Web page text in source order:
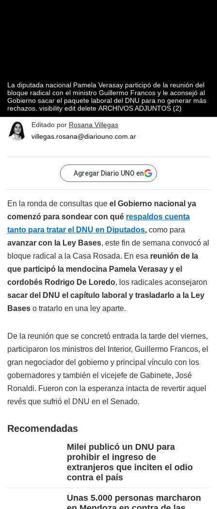
La diputada nacional Pamela Verasay participó de la reunión del
bloque radical con el ministro Guillermo Francos y le aconsejó al
Gobierno sacar el paquete laboral del DNU para no generar más
rechazos. visibility edit delete ARCHIVOS ADJUNTOS (2)
Editado por Rosana Villegas
villegas.rosana@diariouno.com.ar
Agregar Diario UNO en
En la ronda de consultas que el Gobierno nacional ya
comenzó para sondear con qué respaldos cuenta
tanto para tratar el DNU en Diputados, como para
avanzar con la Ley Bases, este fin de semana convocó al
bloque radical a la Casa Rosada. En esa reunión de la
que participó la mendocina Pamela Verasay y el
cordobés Rodrigo De Loredo, los radicales aconsejaron
sacar del DNU el capítulo laboral y trasladarlo a la Ley
Bases o tratarlo en una ley aparte.
De la reunión que se concretó entrada la tarde del viernes,
participaron los ministros del Interior, Guillermo Francos, el
gran negociador del gobierno y principal vínculo con los
gobernadores y también el vicejefe de Gabinete, José
Ronaldi. Fueron con la esperanza intacta de revertir aquel
revés que sufrió el DNU en el Senado.
Recomendadas
Milei publicó un DNU para
prohibir el ingreso de
extranjeros que inciten el odio
contra el país
Unas 5.000 personas marcharon